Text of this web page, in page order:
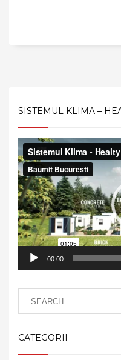
SISTEMUL KLIMA –
Video
Player
00:00
CATEGORII